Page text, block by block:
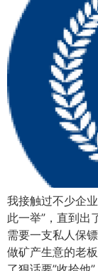
我接触过不少企
此一举”，直到出
需要一支私人保
做矿产生意的老